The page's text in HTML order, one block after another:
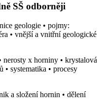
SŠ odborněji
geologie • pojmy:
• vnější a vnitřní geologické
nerosty x horniny • krystalová
• systematika • procesy
a složení hornin • dělení